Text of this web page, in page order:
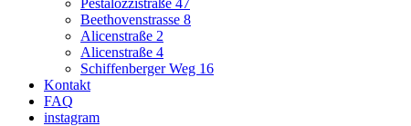
Pestalozzistraße 47
Beethovenstrasse 8
Alicenstraße 2
Alicenstraße 4
Schiffenberger Weg 16
Kontakt
FAQ
instagram